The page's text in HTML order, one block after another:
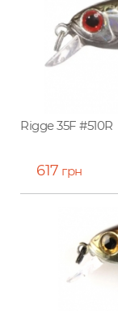
Rigge 35F #510R
617 грн